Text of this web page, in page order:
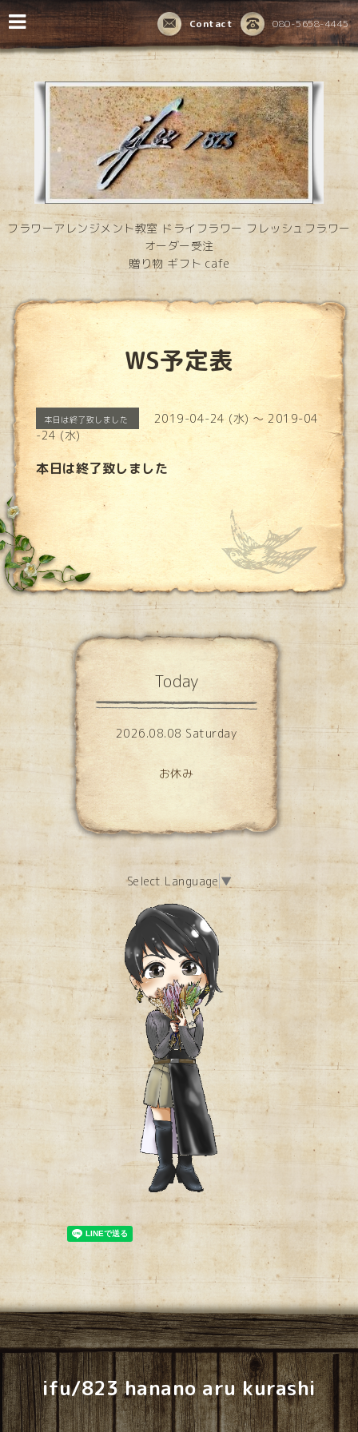
080-5658-4445
Contact
フラワーアレンジメント教室 ドライフラワー フレッシュフラワー
オーダー受注
贈り物 ギフト cafe
WS予定表
本日は終了致しました
2019-04-24 (水) ～ 2019-04
-24 (水)
本日は終了致しました
Today
2026.08.08 Saturday
お休み
Select Language ▼
ifu/823 hanano aru kurashi